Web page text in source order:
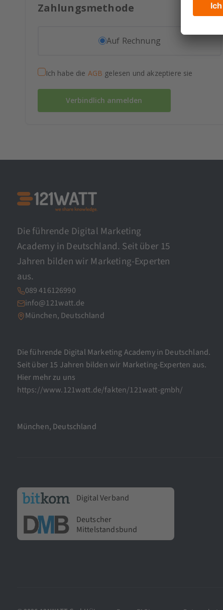
Zahlungsmethode
Auf Rechnung
Ich habe die AGB gelesen und akzeptiere sie
Verbindlich anmelden
Die führende Digital Marketing
Academy in Deutschland. Seit über 15
Jahren bilden wir Marketing-Experten
aus.
089 416126990
info@121watt.de
München, Deutschland
Die führende Digital Marketing Academy in Deutschland.
Seit über 15 Jahren bilden wir Marketing-Experten aus.
Hier mehr zu uns
https://www.121watt.de/fakten/121watt-gmbh/
München, Deutschland
Digital Verband
Deutscher
Mittelstandsbund